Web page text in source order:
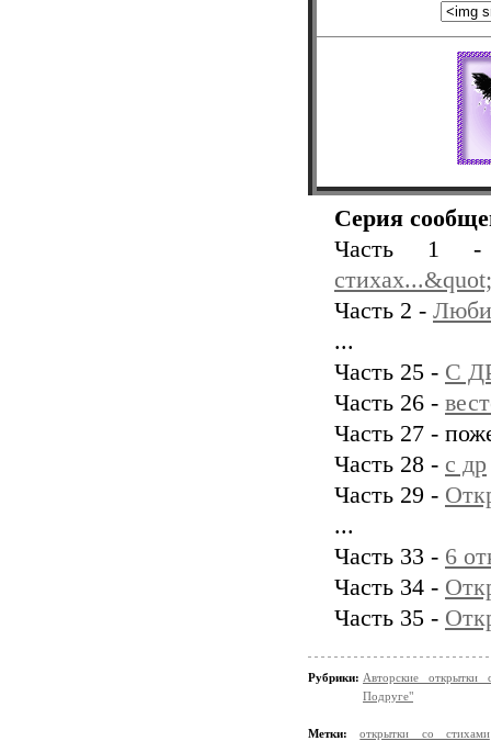
Серия
Часть
стихах...&quot;
Часть 2 -
...
Часть 25 - С
Часть 26 -
Часть 27 -
Часть 28 - с др
Часть 29 -
...
Часть 33 - 6
Часть 34 -
Часть 35 -
Рубрики: Авторские открытки
Подруге"
Метки:
открытки со стихами